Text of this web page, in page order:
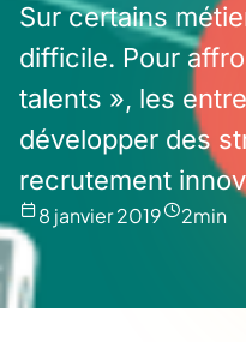
Sur certains
difficile. Pour
talents », les
développer des
recrutement
8 janvier 2019 2min